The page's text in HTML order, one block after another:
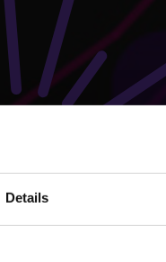
Details